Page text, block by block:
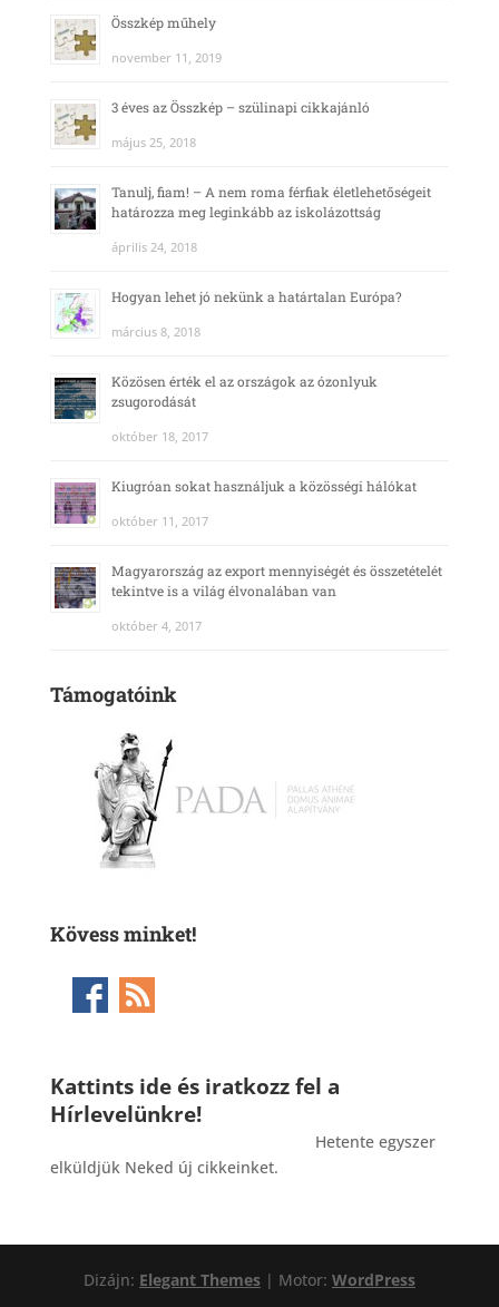
Összkép műhely
november 11, 2019
3 éves az Összkép – szülinapi cikkajánló
május 25, 2018
Tanulj, fiam! – A nem roma férfiak életlehetőségeit
határozza meg leginkább az iskolázottság
április 24, 2018
Hogyan lehet jó nekünk a határtalan Európa?
március 8, 2018
Közösen érték el az országok az ózonlyuk
zsugorodását
október 18, 2017
Kiugróan sokat használjuk a közösségi hálókat
október 11, 2017
Magyarország az export mennyiségét és összetételét
tekintve is a világ élvonalában van
október 4, 2017
Támogatóink
Kövess minket!
Kattints ide és iratkozz fel a
Hírlevelünkre!
Hetente egyszer
elküldjük Neked új cikkeinket.
Dizájn: Elegant Themes| Motor: WordPress